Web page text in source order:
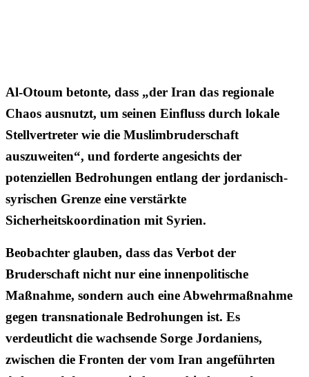
Al-Otoum betonte, dass „der Iran das regionale
Chaos ausnutzt, um seinen Einfluss durch lokale
Stellvertreter wie die Muslimbruderschaft
auszuweiten“, und forderte angesichts der
potenziellen Bedrohungen entlang der jordanisch-
syrischen Grenze eine verstärkte
Sicherheitskoordination mit Syrien.
Beobachter glauben, dass das Verbot der
Bruderschaft nicht nur eine innenpolitische
Maßnahme, sondern auch eine Abwehrmaßnahme
gegen transnationale Bedrohungen ist. Es
verdeutlicht die wachsende Sorge Jordaniens,
zwischen die Fronten der vom Iran angeführten